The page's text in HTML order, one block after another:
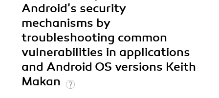
Android's security
mechanisms by
troubleshooting common
vulnerabilities in applications
and Android OS versions Keith
Makan